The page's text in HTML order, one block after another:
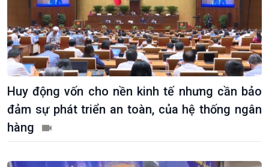
Huy động vốn cho nền kinh tế nhưng cần bảo
đảm sự phát triển an toàn, của hệ thống ngân
hàng